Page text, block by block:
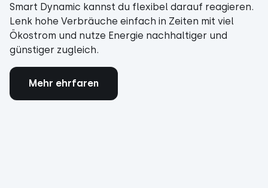
Smart Dynamic kannst du flexibel darauf reagieren.
Lenk hohe Verbräuche einfach in Zeiten mit viel
Ökostrom und nutze Energie nachhaltiger und
günstiger zugleich.
Mehr ehrfaren